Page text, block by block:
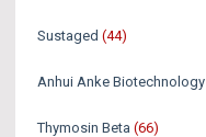
Sustaged (44)
Anhui Anke Biotechnology
Thymosin Beta (66)